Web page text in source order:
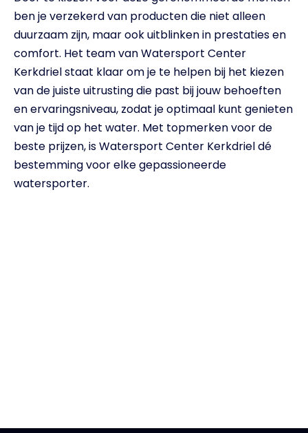
ben je verzekerd van producten die niet alleen
duurzaam zijn, maar ook uitblinken in prestaties en
comfort. Het team van Watersport Center
Kerkdriel staat klaar om je te helpen bij het kiezen
van de juiste uitrusting die past bij jouw behoeften
en ervaringsniveau, zodat je optimaal kunt genieten
van je tijd op het water. Met topmerken voor de
beste prijzen, is Watersport Center Kerkdriel dé
bestemming voor elke gepassioneerde
watersporter.